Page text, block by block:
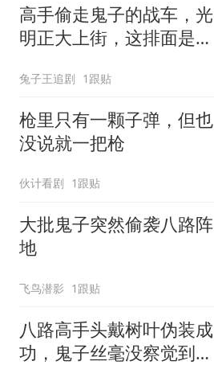
高手偷走鬼子的战车，光
明正大上街，这排面是真
兔子王追剧 1跟贴
枪里只有一颗子弹，但也
没说就一把枪
伙计看剧 1跟贴
大批鬼子突然偷袭八路阵
地
飞鸟潜影 1跟贴
八路高手头戴树叶伪装成
功，鬼子丝毫没察觉到，